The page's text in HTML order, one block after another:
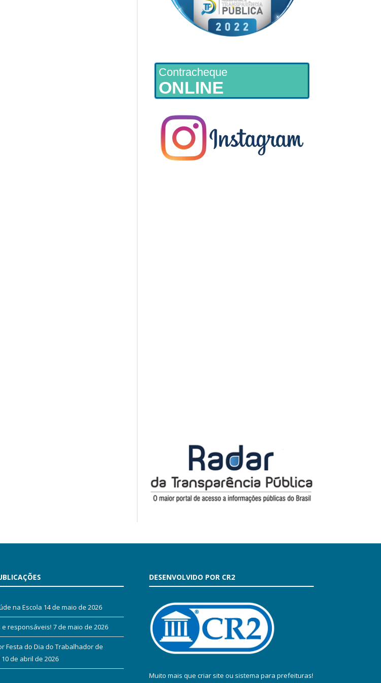
Contracheque
ONLINE
na Escola 14 de maio de 2026
e responsáveis! 7 de maio de 2026
Festa do Dia do Trabalhador de
10 de abril de 2026
DESENVOLVIDO POR CR2
Muito mais que criar site ou sistema para prefeituras!